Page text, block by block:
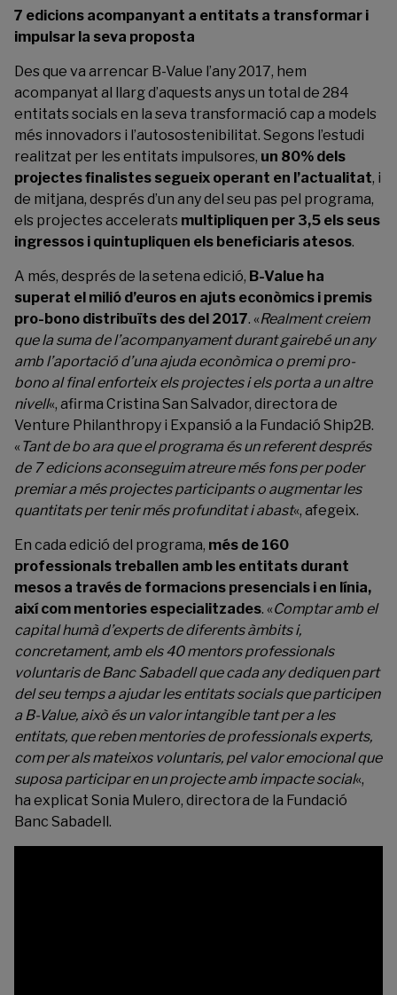
7 edicions acompanyant a entitats a transformar i
impulsar la seva proposta
Des que va arrencar B-Value l’any 2017, hem
acompanyat al llarg d’aquests anys un total de 284
entitats socials en la seva transformació cap a models
més innovadors i l’autosostenibilitat. Segons l’estudi
realitzat per les entitats impulsores, un 80% dels
projectes finalistes segueix operant en l’actualitat, i
de mitjana, després d’un any del seu pas pel programa,
els projectes accelerats multipliquen per 3,5 els seus
ingressos i quintupliquen els beneficiaris atesos.
A més, després de la setena edició, B-Value ha
superat el milió d’euros en ajuts econòmics i premis
pro-bono distribuïts des del 2017. «Realment creiem
que la suma de l’acompanyament durant gairebé un any
amb l’aportació d’una ajuda econòmica o premi pro-
bono al final enforteix els projectes i els porta a un altre
nivell«, afirma Cristina San Salvador, directora de
Venture Philanthropy i Expansió a la Fundació Ship2B.
« Tant de bo ara que el programa és un referent després
de 7 edicions aconseguim atreure més fons per poder
premiar a més projectes participants o augmentar les
quantitats per tenir més profunditat i abast«, afegeix.
En cada edició del programa, més de 160
professionals treballen amb les entitats durant
mesos a través de formacions presencials i en línia,
així com mentories especialitzades. «Comptar amb el
capital humà d’experts de diferents àmbits i,
concretament, amb els 40 mentors professionals
voluntaris de Banc Sabadell que cada any dediquen part
del seu temps a ajudar les entitats socials que participen
a B-Value, això és un valor intangible tant per a les
entitats, que reben mentories de professionals experts,
com per als mateixos voluntaris, pel valor emocional que
suposa participar en un projecte amb impacte social«,
ha explicat Sonia Mulero, directora de la Fundació
Banc Sabadell.